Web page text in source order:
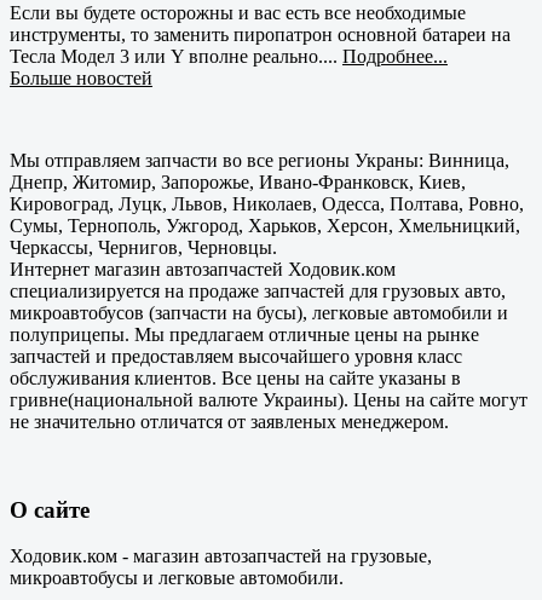
Если вы будете осторожны и вас есть все необходимые
инструменты, то заменить пиропатрон основной батареи на
Тесла Модел 3 или Y вполне реально.... Подробнее...
Больше новостей
Мы отправляем запчасти во все регионы Украны: Винница,
Днепр, Житомир, Запорожье, Ивано-Франковск, Киев,
Кировоград, Луцк, Львов, Николаев, Одесса, Полтава, Ровно,
Сумы, Тернополь, Ужгород, Харьков, Херсон, Хмельницкий,
Черкассы, Чернигов, Черновцы.
Интернет магазин автозапчастей Ходовик.ком
специализируется на продаже запчастей для грузовых авто,
микроавтобусов (запчасти на бусы), легковые автомобили и
полуприцепы. Мы предлагаем отличные цены на рынке
запчастей и предоставляем высочайшего уровня класс
обслуживания клиентов. Все цены на сайте указаны в
гривне(национальной валюте Украины). Цены на сайте могут
не значительно отличатся от заявленых менеджером.
О сайте
Ходовик.ком - магазин автозапчастей на грузовые,
микроавтобусы и легковые автомобили.